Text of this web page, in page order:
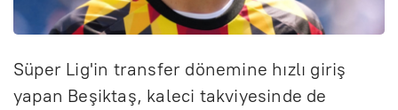
Süper Lig'in transfer dönemine hızlı giriş
yapan Beşiktaş, kaleci takviyesinde de